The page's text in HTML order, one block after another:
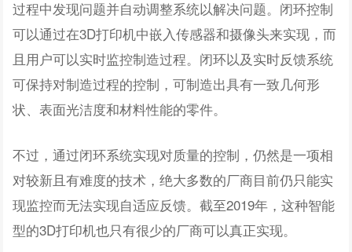
过程中发现问题并自动调整系统以解决问题。闭环控制
可以通过在3D打印机中嵌入传感器和摄像头来实现，而
且用户可以实时监控制造过程。闭环以及实时反馈系统
可保持对制造过程的控制，可制造出具有一致几何形
状、表面光洁度和材料性能的零件。
不过，通过闭环系统实现对质量的控制，仍然是一项相
对较新且有难度的技术，绝大多数的厂商目前仍只能实
现监控而无法实现自适应反馈。截至2019年，这种智能
型的3D打印机也只有很少的厂商可以真正实现。